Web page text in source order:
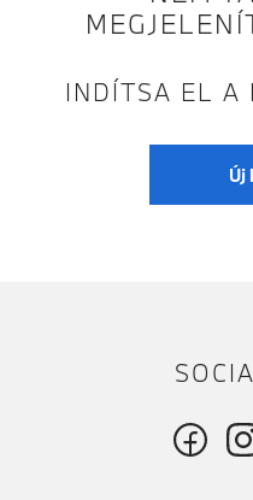
INDÍTSA EL A
Új